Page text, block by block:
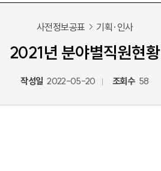
사전정보공표 기획·인사
2021년 분야별직원현황
작성일 2022-05-20 조회수 58